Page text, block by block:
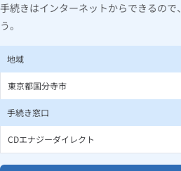
手続きはインターネットからできるの
う。
地域
東京都国分寺市
手続き窓口
CDエナジーダイレクト